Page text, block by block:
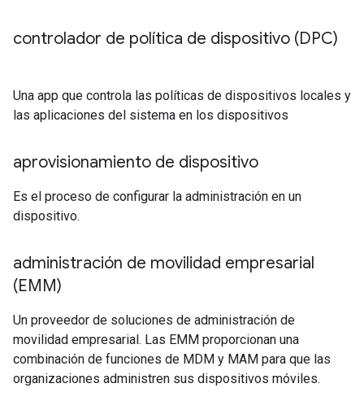
controlador de política de dispositivo (DPC)
Una app que controla las políticas de dispositivos locales y
las aplicaciones del sistema en los dispositivos
aprovisionamiento de dispositivo
Es el proceso de configurar la administración en un
dispositivo.
administración de movilidad empresarial
(EMM)
Un proveedor de soluciones de administración de
movilidad empresarial. Las EMM proporcionan una
combinación de funciones de MDM y MAM para que las
organizaciones administren sus dispositivos móviles.